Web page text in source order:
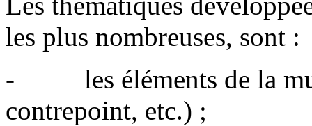
les plus nombreuses, sont :
- les éléments de la
contrepoint, etc.) ;